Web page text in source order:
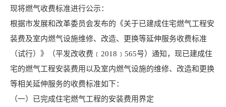
现将燃气收费标准进行公示：
根据市发展和改革委员会发布的《关于已建成住宅燃气工程安
装费及室内燃气设施维修、改造、更换等延伸服务收费标准
（试行）》（平发改收费﹝2018﹞565号）通知，现已建成住
宅的燃气工程安装费用以及室内燃气设施的维修、改造和更换
等相关延伸服务的收费标准如下：
（一）已完成住宅燃气工程的安装费用界定